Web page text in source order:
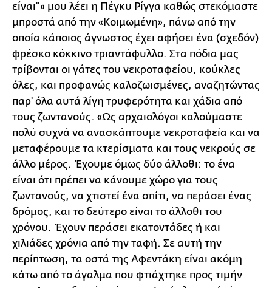
είναι"» μου λέει η Πέγκυ Ρίγγα καθώς στεκόμαστε
μπροστά από την «Κοιμωμένη», πάνω από την
οποία κάποιος άγνωστος έχει αφήσει ένα (σχεδόν)
φρέσκο κόκκινο τριαντάφυλλο. Στα πόδια μας
τρίβονται οι γάτες του νεκροταφείου, κούκλες
όλες, και προφανώς καλοζωισμένες, αναζητώντας
παρ' όλα αυτά λίγη τρυφερότητα και χάδια από
τους ζωντανούς. «Ως αρχαιολόγοι καλούμαστε
πολύ συχνά να ανασκάπτουμε νεκροταφεία και να
μεταφέρουμε τα κτερίσματα και τους νεκρούς σε
άλλο μέρος. Έχουμε όμως δύο άλλοθι: το ένα
είναι ότι πρέπει να κάνουμε χώρο για τους
ζωντανούς, να χτιστεί ένα σπίτι, να περάσει ένας
δρόμος, και το δεύτερο είναι το άλλοθι του
χρόνου. Έχουν περάσει εκατοντάδες ή και
χιλιάδες χρόνια από την ταφή. Σε αυτή την
περίπτωση, τα οστά της Αφεντάκη είναι ακόμη
κάτω από το άγαλμα που φτιάχτηκε προς τιμήν